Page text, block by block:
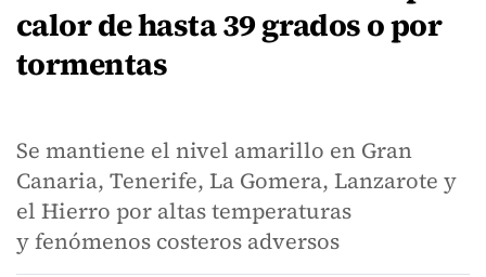
calor de hasta 39 grados o por
tormentas
Se mantiene el nivel amarillo en Gran
Canaria, Tenerife, La Gomera, Lanzarote y
el Hierro por altas temperaturas
y fenómenos costeros adversos